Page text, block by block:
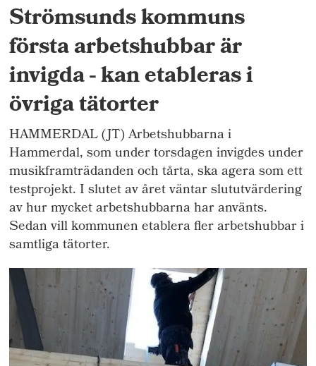
Strömsunds kommuns
första arbetshubbar är
invigda - kan etableras i
övriga tätorter
HAMMERDAL (JT) Arbetshubbarna i
Hammerdal, som under torsdagen invigdes under
musikframträdanden och tårta, ska agera som ett
testprojekt. I slutet av året väntar slututvärdering
av hur mycket arbetshubbarna har använts.
Sedan vill kommunen etablera fler arbetshubbar i
samtliga tätorter.